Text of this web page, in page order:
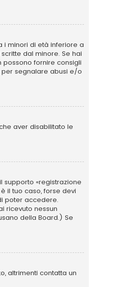
i minori di età inferiore a
dal minore. Se hai
possono fornire consigli
per segnalare abusi e/o
aver disabilitato le
supporto «registrazione
il tuo caso, forse devi
poter accedere.
ricevuto nessun
della Board.) Se
altrimenti contatta un